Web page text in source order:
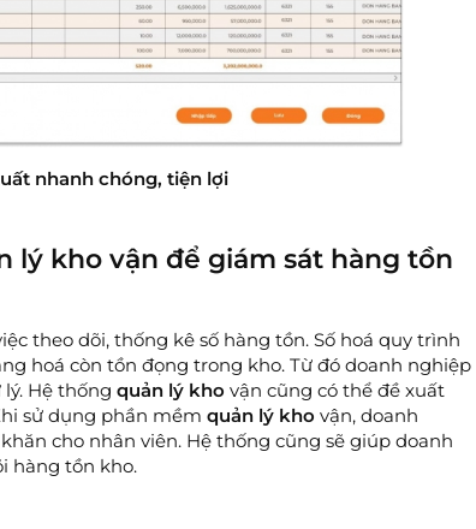
nhanh chóng, tiện lợi
lý kho vận để giám sát hàng tồn
theo dõi, thống kê số hàng tồn. Số hoá quy trình
hoá còn tồn đọng trong kho. Từ đó doanh nghiệp
Hệ thống quản lý kho vận cũng có thể đề xuất
sử dụng phần mềm quản lý kho vận, doanh
cho nhân viên. Hệ thống cũng sẽ giúp doanh
hàng tồn kho.